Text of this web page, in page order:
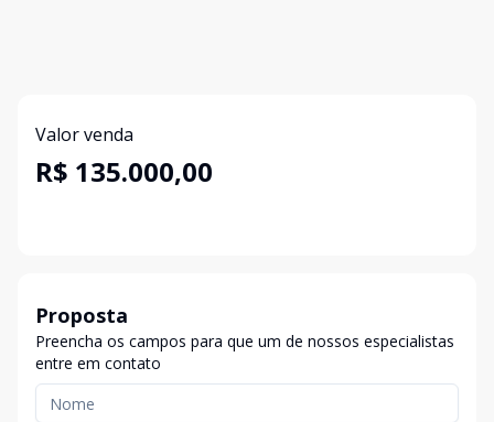
Valor venda
R$ 135.000,00
Proposta
Preencha os campos para que um de nossos especialistas
entre em contato